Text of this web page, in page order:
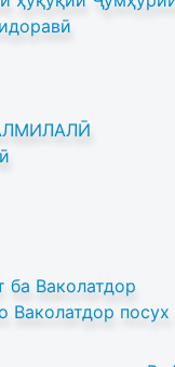
ба Ваколатдор
Ваколатдор